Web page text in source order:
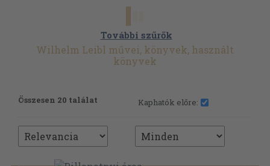
További szűrők
Wilhelm Leibl művei, könyvek, használt
könyvek
Összesen 20 találat Kaphatók előre: